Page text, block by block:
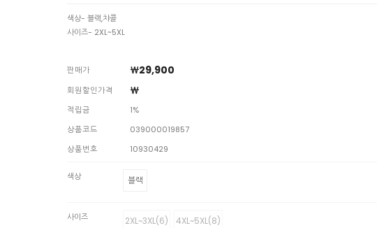
색상- 블랙,챠콜
사이즈- 2XL~5XL
판매가 ￦29,900
회원할인가격 ￦
적립금
1%
상품코드
039000019857
상품번호
10930429
색상 블랙
사이즈 2XL~3XL(6) 4XL~5XL(8)